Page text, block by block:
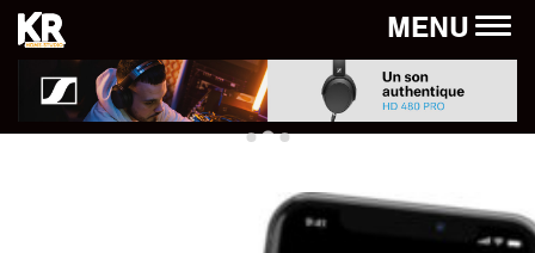
MENU
Panneau de gestion des cookies